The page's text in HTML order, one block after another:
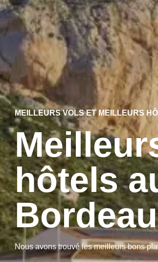
MEILLEURS VOLS ET MEILLEURS
hôtels
Nous avons trouvé les meilleurs bons